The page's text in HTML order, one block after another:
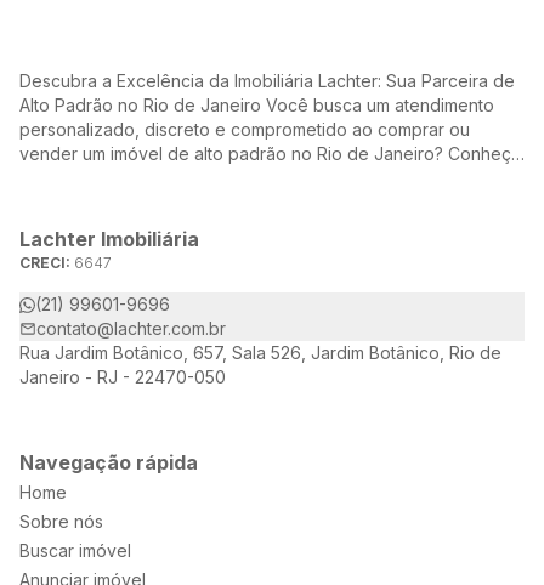
Descubra a Excelência da Imobiliária Lachter: Sua Parceira de
Alto Padrão no Rio de Janeiro Você busca um atendimento
personalizado, discreto e comprometido ao comprar ou
vender um imóvel de alto padrão no Rio de Janeiro? Conheça
necessidades e desejos.
Lachter Imobiliária
CRECI: 6647
(21) 99601-9696
contato@lachter.com.br
Rua Jardim Botânico, 657, Sala 526, Jardim Botânico, Rio de
Janeiro - RJ - 22470-050
Navegação rápida
Home
Sobre nós
Buscar imóvel
Anunciar imóvel